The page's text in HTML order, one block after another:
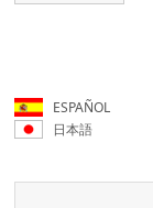
ESPAÑOL
日本語